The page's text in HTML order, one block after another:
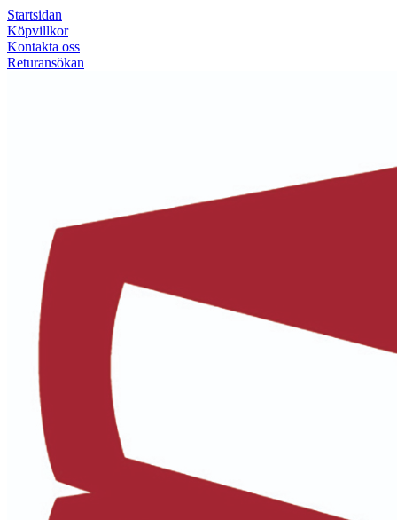
Startsidan
Köpvillkor
Kontakta oss
Returansökan